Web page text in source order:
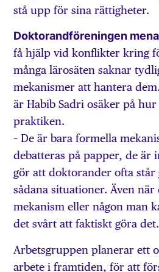
stå upp för sina rättigheter.
Doktorandföreningen
få hjälp vid konflikter kring
många lärosäten saknar
mekanismer att hantera
är Habib Sadri osäker på
praktiken.
– De är bara formella
debatteras på papper, de är
gör att doktorander ofta står
sådana situationer. Även
mekanism eller någon man
det svårt att faktiskt göra det.
Arbetsgruppen planerar ett
arbete i framtiden, för att